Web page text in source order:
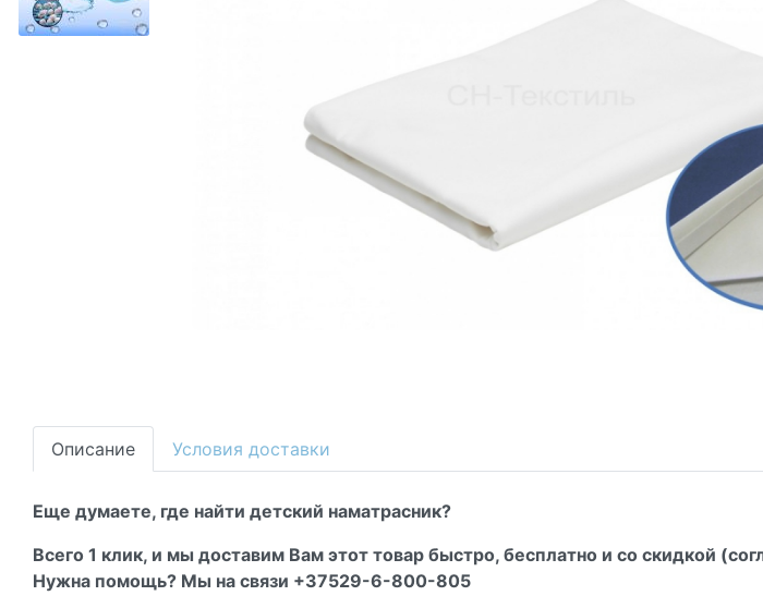
Описание Условия доставки
Еще думаете, где найти детский наматрасник?
Всего 1 клик, и мы доставим Вам этот товар быстро, бесплатно и со скидкой
Нужна помощь? Мы на связи +37529-6-800-805